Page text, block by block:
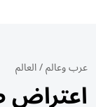
عرب وعالم/العالم
اعتراض